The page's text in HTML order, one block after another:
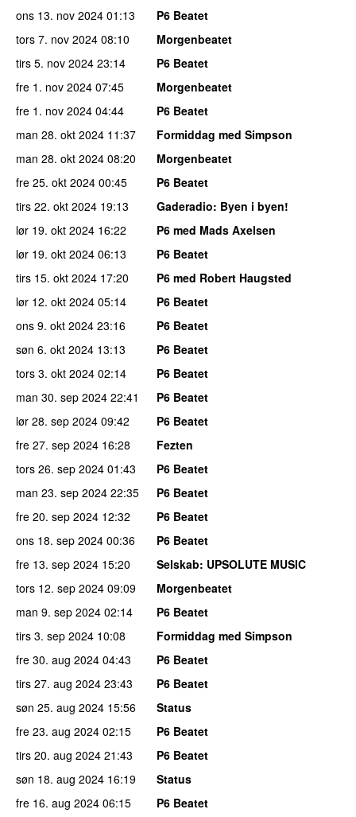
ons 13. nov 2024 01:13
P6 Beatet
tors 7. nov 2024 08:10
Morgenbeatet
tirs 5. nov 2024 23:14
P6 Beatet
fre 1. nov 2024 07:45
Morgenbeatet
fre 1. nov 2024 04:44
P6 Beatet
man 28. okt 2024 11:37
Formiddag med Simpson
man 28. okt 2024 08:20
Morgenbeatet
fre 25. okt 2024 00:45
P6 Beatet
tirs 22. okt 2024 19:13 Gaderadio: Byen i byen!
lør 19. okt 2024 16:22
P6 med Mads Axelsen
lør 19. okt 2024 06:13
P6 Beatet
tirs 15. okt 2024 17:20
P6 med Robert Haugsted
lør 12. okt 2024 05:14
P6 Beatet
ons 9. okt 2024 23:16
P6 Beatet
søn 6. okt 2024 13:13
P6 Beatet
tors 3. okt 2024 02:14
P6 Beatet
man 30. sep 2024 22:41
P6 Beatet
lør 28. sep 2024 09:42
P6 Beatet
fre 27. sep 2024 16:28
Fezten
tors 26. sep 2024 01:43
P6 Beatet
man 23. sep 2024 22:35
P6 Beatet
fre 20. sep 2024 12:32
P6 Beatet
ons 18. sep 2024 00:36
P6 Beatet
fre 13. sep 2024 15:20 Selskab: UPSOLUTE MUSIC
tors 12. sep 2024 09:09
Morgenbeatet
man 9. sep 2024 02:14
P6 Beatet
tirs 3. sep 2024 10:08
Formiddag med Simpson
fre 30. aug 2024 04:43
P6 Beatet
tirs 27. aug 2024 23:43
P6 Beatet
søn 25. aug 2024 15:56
Status
fre 23. aug 2024 02:15
P6 Beatet
tirs 20. aug 2024 21:43
P6 Beatet
søn 18. aug 2024 16:19
Status
fre 16. aug 2024 06:15
P6 Beatet